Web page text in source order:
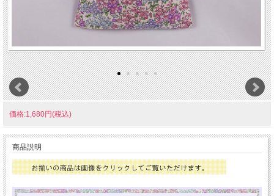
価格:1,680円(税込)
商品説明